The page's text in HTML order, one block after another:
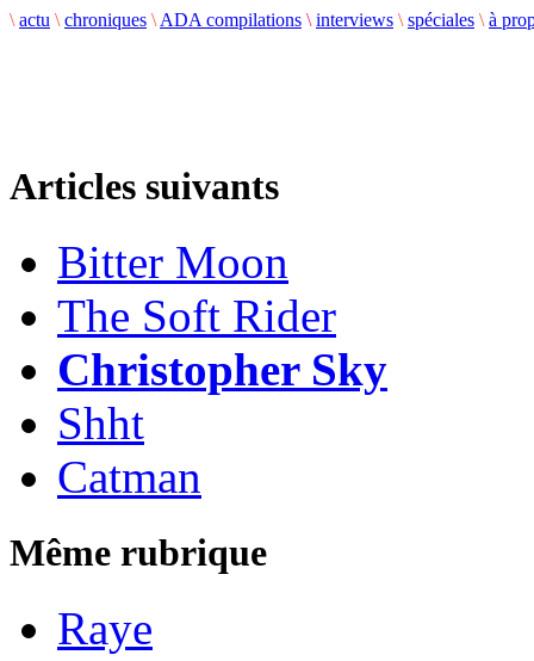
\ actu \ chroniques \ ADA compilations \ interviews \ spéciales \ à
Articles suivants
Bitter Moon
The Soft Rider
Christopher Sky
Shht
Catman
Même rubrique
Raye